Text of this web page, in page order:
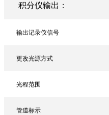
积分仪输出：
输出记录仪信号
更改光源方式
光程范围
管道标示